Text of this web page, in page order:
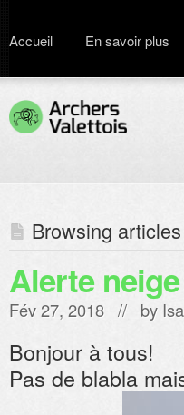
Accueil En savoir plus
Browsing
Alerte
Fév 27, 2018 // by Isa
Bonjour à tous!
Pas de blabla